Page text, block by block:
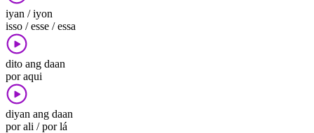
iyan / iyon
isso / esse / essa
dito ang daan
por aqui
diyan ang daan
por ali / por lá